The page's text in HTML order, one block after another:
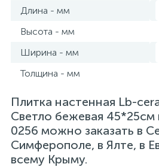
Длина - мм
Высота - мм
Ширина - мм
Толщина - мм
Плитка настенная Lb-
Светло бежевая 45*25см
0256 можно заказать в
Симферополе, в Ялте, в
всему Крыму.